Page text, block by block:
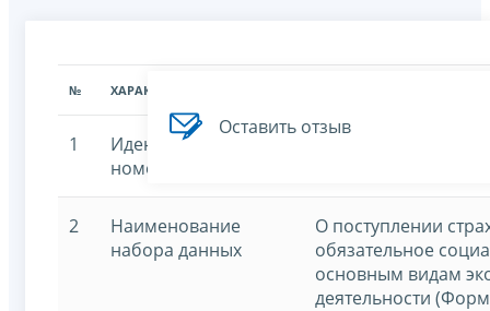
№ ХАРАКТЕРИСТИКА
1
Идентификационный
номер
2
Наименование
набора данных
О поступлении
обязательное
основным видам
деятельности
Оставить отзыв